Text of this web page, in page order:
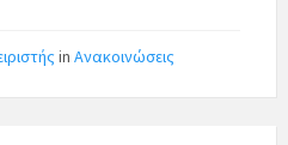
in Ανακοινώσεις